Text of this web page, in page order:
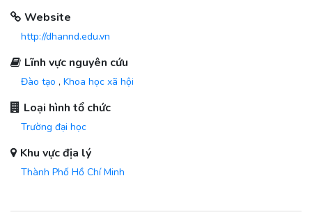
Website
http://dhannd.edu.vn
Lĩnh vực nguyên cứu
Đào tạo , Khoa học xã hội
Loại hình tổ chức
Trường đại học
Khu vực địa lý
Thành Phố Hồ Chí Minh